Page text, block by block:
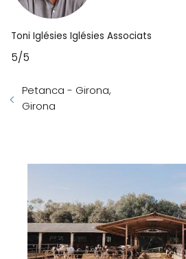
Toni Iglésies Iglésies Associats
5/5
Petanca - Girona,
Girona